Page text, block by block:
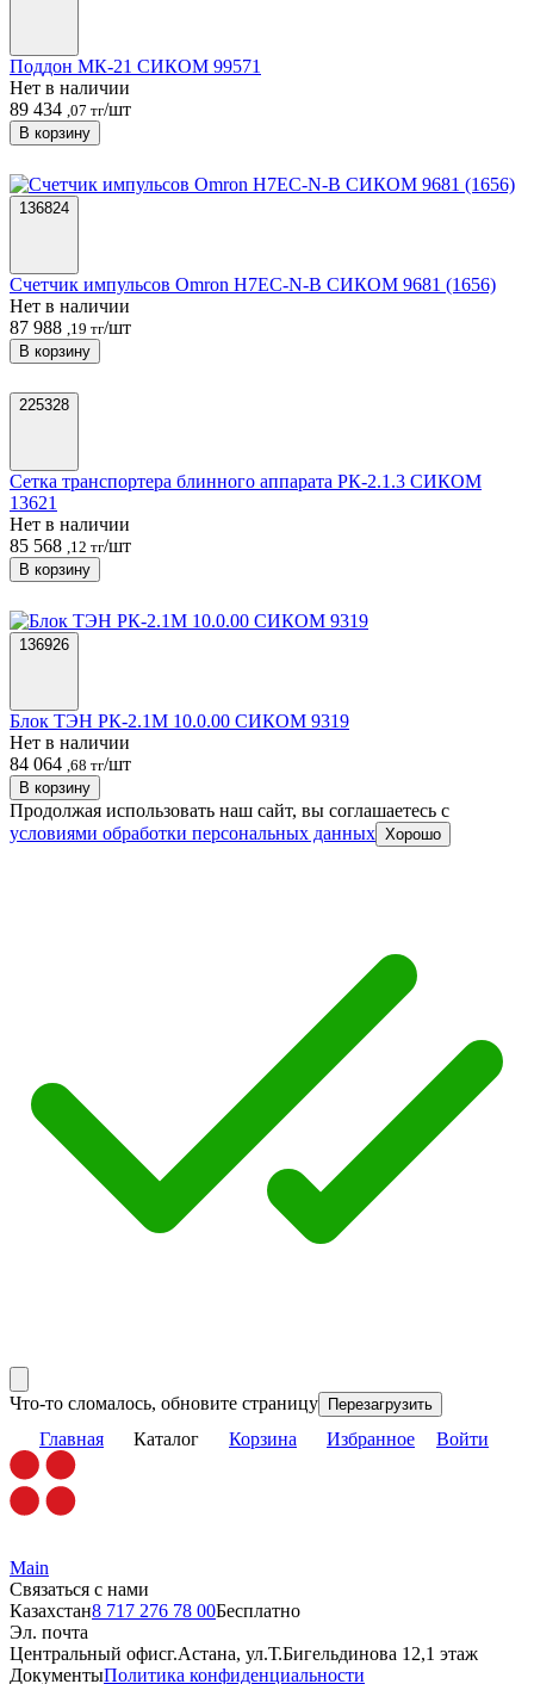
Поддон МК-21 СИКОМ 99571
Нет в наличии
89 434 ,07 тг/шт
В корзину
136824
Счетчик импульсов Omron H7EC-N-B СИКОМ 9681 (1656)
Нет в наличии
87 988 ,19 тг/шт
В корзину
225328
Сетка транспортера блинного аппарата РК-2.1.3 СИКОМ
13621
Нет в наличии
85 568 ,12 тг/шт
В корзину
136926
Блок ТЭН РК-2.1М 10.0.00 СИКОМ 9319
Нет в наличии
84 064 ,68 тг/шт
В корзину
Продолжая использовать наш сайт, вы соглашаетесь c
условиями обработки персональных данных Хорошо
Что-то сломалось, обновите страницу Перезагрузить
Главная Каталог Корзина Избранное Войти
Main
Связаться с нами
Казахстан8 717 276 78 00Бесплатно
Эл. почта
Центральный офисг.Астана, ул.Т.Бигельдинова 12,1 этаж
ДокументыПолитика конфиденциальности